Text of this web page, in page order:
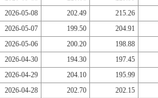
2026-05-08
202.49
215.26
2026-05-07
199.50
204.91
2026-05-06
200.20
198.88
2026-04-30
194.30
197.45
2026-04-29
204.10
195.99
2026-04-28
202.70
202.15